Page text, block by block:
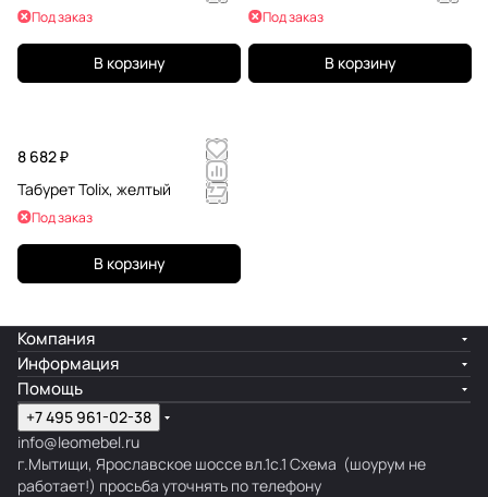
Под заказ
В корзину
Под заказ
В корзину
8 682 ₽
Табурет Tolix, желтый
Под заказ
В корзину
Компания
Информация
Помощь
+7 495 961-02-38
info@leomebel.ru
г.Мытищи, Ярославское шоссе вл.1с.1 Схема (шоурум не
работает!) просьба уточнять по телефону